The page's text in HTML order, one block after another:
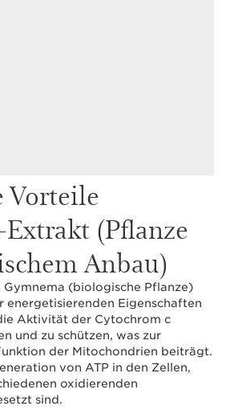
Vorteile
(Pflanze
Anbau)
(biologische Pflanze)
energetisierenden Eigenschaften
Aktivität der Cytochrom c
und zu schützen, was zur
der Mitochondrien beiträgt.
von ATP in den Zellen,
oxidierenden
sind.